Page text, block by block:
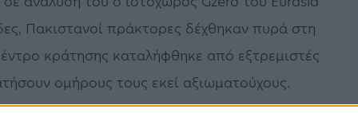
Πακιστανοί πράκτορες δέχθηκαν πυρά στη
κράτησης καταλήφθηκε από εξτρεμιστές
ομήρους τους εκεί αξιωματούχους.